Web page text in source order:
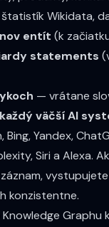
Wikidata,
entít (k
statements
— vrátane
každý väčší AI
Bing, Yandex,
Siri a Alexa.
konzistentne.
Graphu